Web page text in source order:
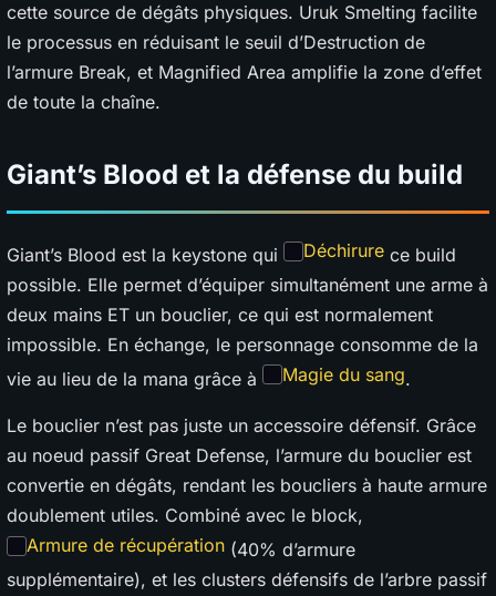
cette source de dégâts physiques. Uruk Smelting facilite
le processus en réduisant le seuil d’Destruction de
l’armure Break, et Magnified Area amplifie la zone d’effet
de toute la chaîne.
Giant’s Blood et la défense du build
Giant’s Blood est la keystone qui Déchirure ce build
possible. Elle permet d’équiper simultanément une arme à
deux mains ET un bouclier, ce qui est normalement
impossible. En échange, le personnage consomme de la
vie au lieu de la mana grâce à
Magie du sang.
Le bouclier n’est pas juste un accessoire défensif. Grâce
au noeud passif Great Defense, l’armure du bouclier est
convertie en dégâts, rendant les boucliers à haute armure
doublement utiles. Combiné avec le block,
Armure de récupération (40% d’armure
supplémentaire), et les clusters défensifs de l’arbre passif